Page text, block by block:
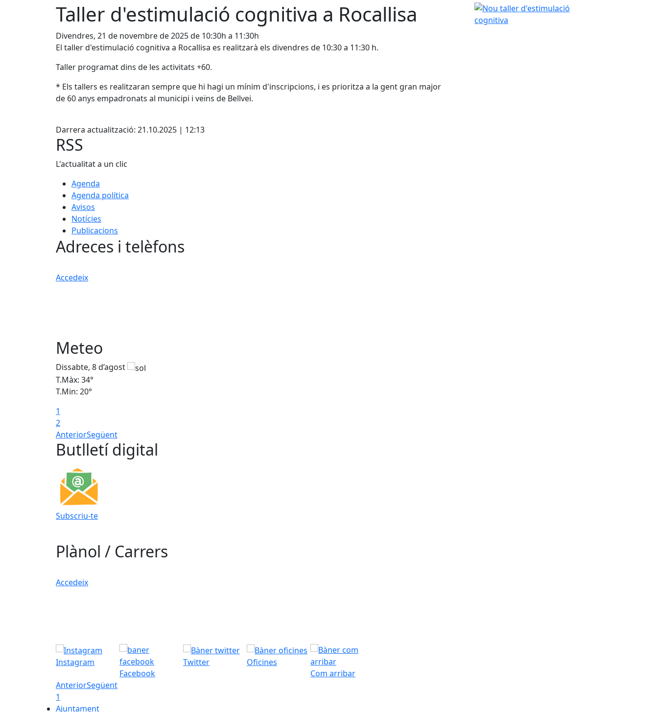
Taller d'estimulació cognitiva a Rocallisa
Divendres, 21 de novembre de 2025 de 10:30h a 11:30h
El taller d'estimulació cognitiva a Rocallisa es realitzarà els divendres de 10:30 a 11:30 h.
Taller programat dins de les activitats +60.
* Els tallers es realitzaran sempre que hi hagi un mínim d'inscripcions, i es prioritza a la gent gran major
de 60 anys empadronats al municipi i veïns de Bellvei.
Darrera actualització: 21.10.2025 | 12:13
Nou taller d'estimulació cognitiva
RSS
L'actualitat a un clic
Agenda
Agenda política
Avisos
Notícies
Publicacions
Adreces i telèfons
Accedeix
Meteo
Dissabte, 8 d’agost
T.Màx: 34°
T.Min: 20°
1
2
AnteriorSegüent
Butlletí digital
Subscriu-te
Plànol / Carrers
Accedeix
Instagram
Facebook
Twitter
Oficines
Com arribar
AnteriorSegüent
1
Ajuntament